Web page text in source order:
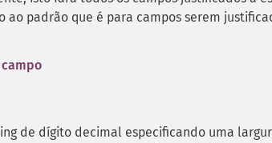
ao padrão que é para campos serem
de dígito decimal especificando uma